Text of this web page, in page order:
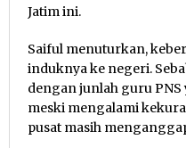
Jatim ini.
Saiful menuturkan,
induknya ke negeri.
dengan junlah guru PNS
meski mengalami
pusat masih